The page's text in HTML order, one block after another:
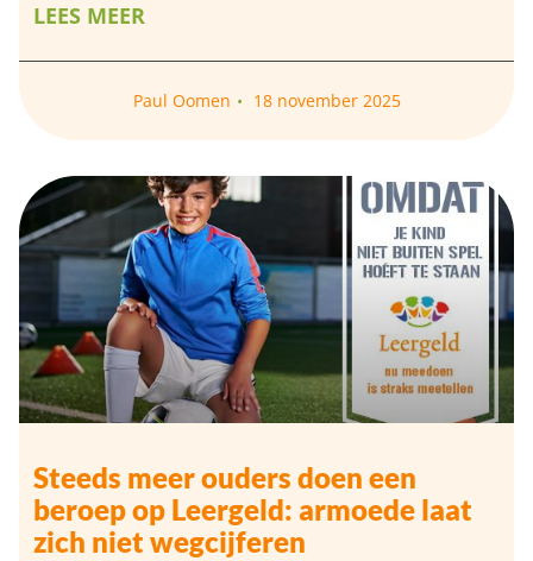
LEES MEER
Paul Oomen 18 november 2025
Steeds meer ouders doen een
beroep op Leergeld: armoede laat
zich niet wegcijferen